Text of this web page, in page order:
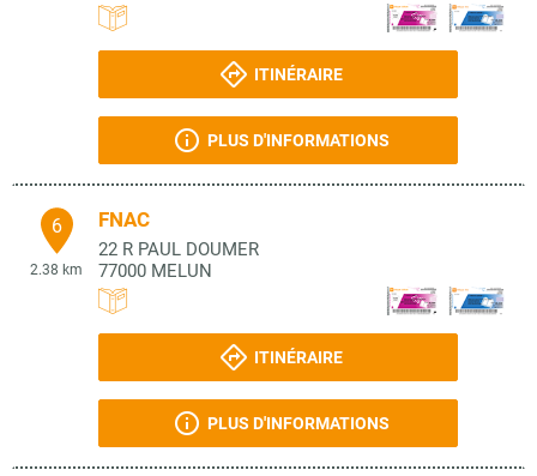
ITINÉRAIRE
PLUS D'INFORMATIONS
6
2.38 km
FNAC
22 R PAUL DOUMER
77000 MELUN
ITINÉRAIRE
PLUS D'INFORMATIONS